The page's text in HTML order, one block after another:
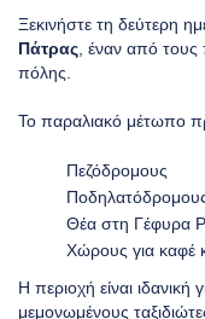
Ξεκινήστε τη δεύτερη
Πάτρας , έναν από
πόλης.
Το παραλιακό μέτωπο
Πεζόδρομους
Θέα στη Γέφυρα
Χώρους για καφέ
Η περιοχή είναι ιδανική
μεμονωμένους